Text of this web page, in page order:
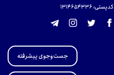
کدپستی: 131465433۶
جست‌وجوی پیشرفته